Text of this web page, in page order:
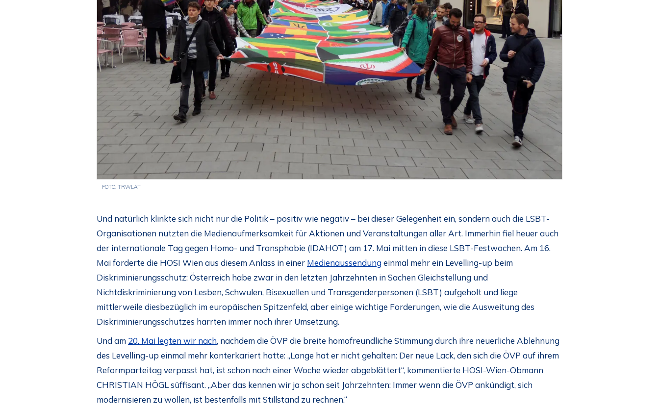
FOTO: TRWLAT
Und natürlich klinkte sich nicht nur die Politik – positiv wie negativ – bei dieser Gelegenheit ein, sondern auch die LSBT-
Organisationen nutzten die Medienaufmerksamkeit für Aktionen und Veranstaltungen aller Art. Immerhin fiel heuer auch
der internationale Tag gegen Homo- und Transphobie (IDAHOT) am 17. Mai mitten in diese LSBT-Festwochen. Am 16.
Mai forderte die HOSI Wien aus diesem Anlass in einer Medienaussendungeinmal mehr ein Levelling-up beim
Diskriminierungsschutz: Österreich habe zwar in den letzten Jahrzehnten in Sachen Gleichstellung und
Nichtdiskriminierung von Lesben, Schwulen, Bisexuellen und Transgenderpersonen (LSBT) aufgeholt und liege
mittlerweile diesbezüglich im europäischen Spitzenfeld, aber einige wichtige Forderungen, wie die Ausweitung des
Diskriminierungsschutzes harrten immer noch ihrer Umsetzung.
Und am 20. Mai legten wir nach, nachdem die ÖVP die breite homofreundliche Stimmung durch ihre neuerliche Ablehnung
des Levelling-up einmal mehr konterkariert hatte: „Lange hat er nicht gehalten: Der neue Lack, den sich die ÖVP auf ihrem
Reformparteitag verpasst hat, ist schon nach einer Woche wieder abgeblättert“, kommentierte HOSI-Wien-Obmann
CHRISTIAN HÖGL süffisant. „Aber das kennen wir ja schon seit Jahrzehnten: Immer wenn die ÖVP ankündigt, sich
modernisieren zu wollen, ist bestenfalls mit Stillstand zu rechnen.“